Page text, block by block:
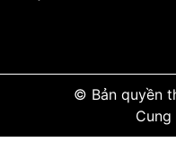
© Bản quyền